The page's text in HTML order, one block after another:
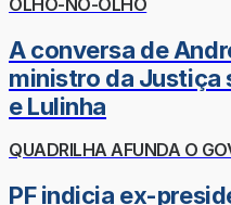
A conversa de
ministro da Justiça
e Lulinha
QUADRILHA AFUNDA O
PF indicia ex-